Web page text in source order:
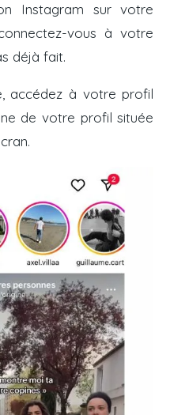
Instagram sur votre
vous à votre
déjà fait.
accédez à votre profil
de votre profil située